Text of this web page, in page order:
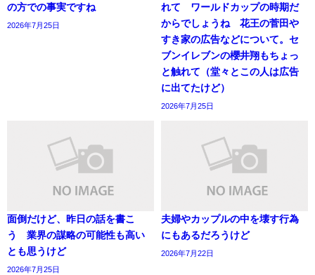
の方での事実ですね
2026年7月25日
れて ワールドカップの時期だ
からでしょうね 花王の菅田や
すき家の広告などについて。セ
ブンイレブンの櫻井翔もちょっ
と触れて（堂々とこの人は広告
に出てたけど）
2026年7月25日
面倒だけど、昨日の話を書こ
う 業界の謀略の可能性も高い
とも思うけど
2026年7月25日
夫婦やカップルの中を壊す行為
にもあるだろうけど
2026年7月22日